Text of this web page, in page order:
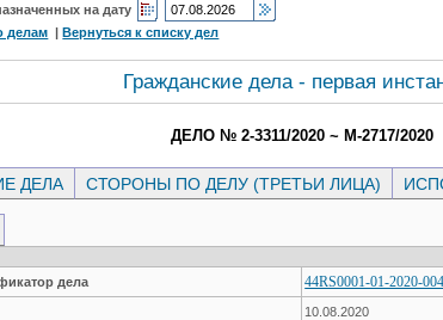
на дату
делам |Вернуться к списку дел
Гражданские дела - первая
ДЕЛО № 2-3311/2020 ~ М-2717/2020
ДЕЛА СТОРОНЫ ПО ДЕЛУ (ТРЕТЬИ ЛИЦА)
дела
44RS0001-01-2020-
10.08.2020